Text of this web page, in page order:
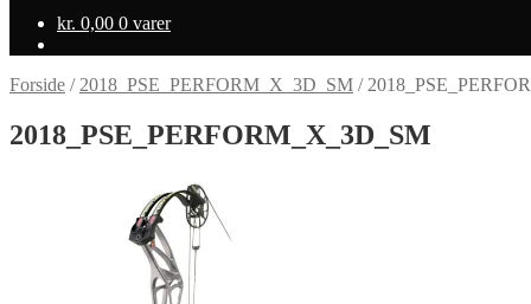
kr. 0,00 0 varer
Forside / 2018_PSE_PERFORM_X_3D_SM /
2018_PSE_PERFORM_X_3D_SM